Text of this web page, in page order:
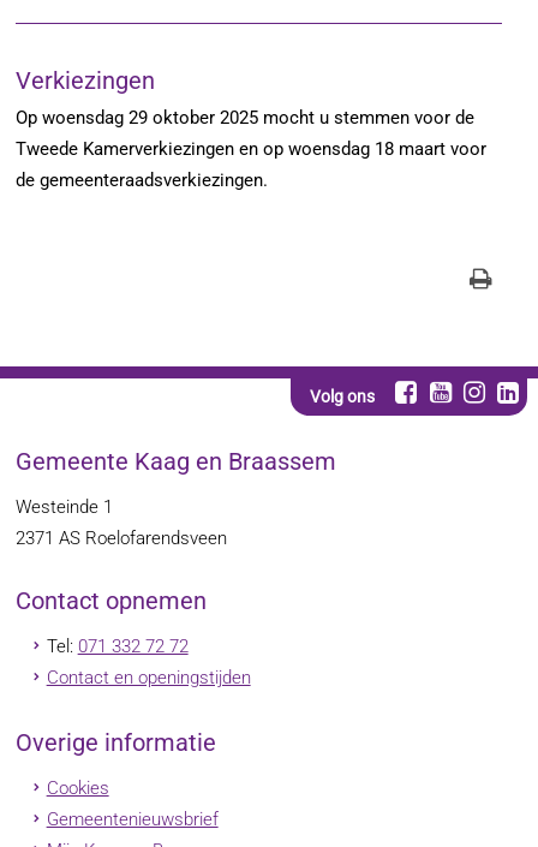
Verkiezingen
Op woensdag 29 oktober 2025 mocht u stemmen voor de
Tweede Kamerverkiezingen en op woensdag 18 maart voor
de gemeenteraadsverkiezingen.
Volg ons
Gemeente Kaag en Braassem
Westeinde 1
2371 AS Roelofarendsveen
Contact opnemen
Tel: 071 332 72 72
Contact en openingstijden
Overige informatie
Cookies
Gemeentenieuwsbrief